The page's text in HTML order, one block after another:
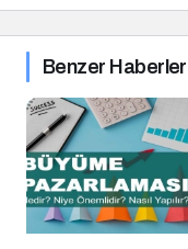
Benzer Haberler